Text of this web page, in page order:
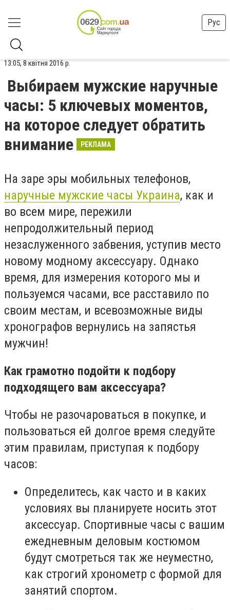
Рус
13:05, 8 квітня 2016 р.
Выбираем мужские наручные
часы: 5 ключевых моментов,
на которое следует обратить
внимание
РЕКЛАМА
На заре эры мобильных телефонов,
наручные мужские часы Украина, как и
во всем мире, пережили
непродолжительный период
незаслуженного забвения, уступив место
новому модному аксессуару. Однако
время, для измерения которого мы и
пользуемся часами, все расставило по
своим местам, и всевозможные виды
хронографов вернулись на запястья
мужчин!
Как грамотно подойти к подбору
подходящего вам аксессуара?
Чтобы не разочароваться в покупке, и
пользоваться ей долгое время следуйте
этим правилам, приступая к подбору
часов:
Определитесь, как часто и в каких
условиях вы планируете носить этот
аксессуар. Спортивные часы с вашим
ежедневным деловым костюмом
будут смотреться так же неуместно,
как строгий хронометр с формой для
занятий спортом.